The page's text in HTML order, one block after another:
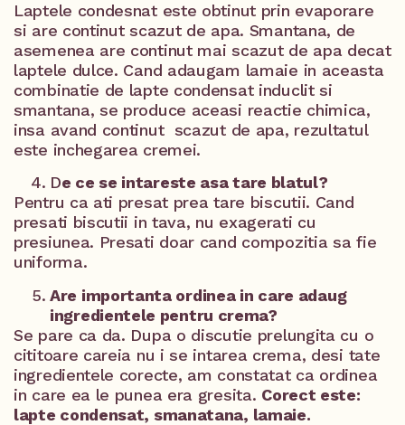
Laptele condesnat este obtinut prin evaporare
si are continut scazut de apa. Smantana, de
asemenea are continut mai scazut de apa decat
laptele dulce. Cand adaugam lamaie in aceasta
combinatie de lapte condensat induclit si
smantana, se produce aceasi reactie chimica,
insa avand continut scazut de apa, rezultatul
este inchegarea cremei.
De ce se intareste asa tare blatul?
Pentru ca ati presat prea tare biscutii. Cand
presati biscutii in tava, nu exagerati cu
presiunea. Presati doar cand compozitia sa fie
uniforma.
Are importanta ordinea in care adaug
ingredientele pentru crema?
Se pare ca da. Dupa o discutie prelungita cu o
cititoare careia nu i se intarea crema, desi tate
ingredientele corecte, am constatat ca ordinea
in care ea le punea era gresita. Corect este:
lapte condensat, smanatana, lamaie.